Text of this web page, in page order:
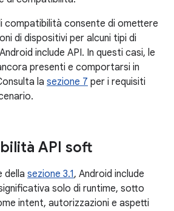
compatibilità consente di omettere
di dispositivi per alcuni tipi di
include API. In questi casi, le
presenti e comportarsi in
la sezione 7 per i requisiti
API soft
della sezione 3.1, Android include
solo di runtime, sotto
intent, autorizzazioni e aspetti